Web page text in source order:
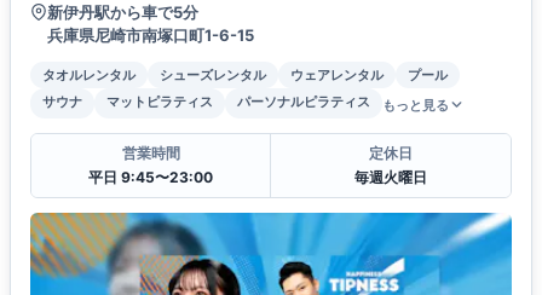
新伊丹駅から車で5分
兵庫県尼崎市南塚口町1-6-15
タオルレンタル シューズレンタル ウェアレンタル
プール
サウナ
マットピラティス パーソナルピラティス もっと見る
営業時間
平日 9:45〜23:00
定休日
毎週火曜日